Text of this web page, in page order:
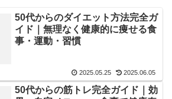
50代からのダイエット方法完全ガ
イド｜無理なく健康的に痩せる食
事・運動・習慣
2025.05.25 2025.06.05
50代からの筋トレ完全ガイド｜効